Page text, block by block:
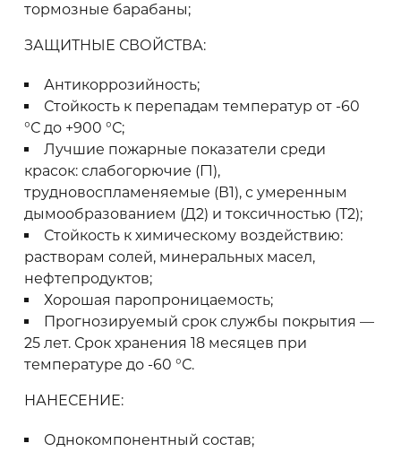
тормозные барабаны;
ЗАЩИТНЫЕ СВОЙСТВА:
Антикоррозийность;
Стойкость к перепадам температур от -60
°С до +900 °С;
Лучшие пожарные показатели среди
красок: слабогорючие (Г1),
трудновоспламеняемые (В1), с умеренным
дымообразованием (Д2) и токсичностью (Т2);
Стойкость к химическому воздействию:
растворам солей, минеральных масел,
нефтепродуктов;
Хорошая паропроницаемость;
Прогнозируемый срок службы покрытия —
25 лет. Срок хранения 18 месяцев при
температуре до -60 °С.
НАНЕСЕНИЕ:
Однокомпонентный состав;